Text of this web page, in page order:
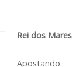
Rei dos Mares
Apostando